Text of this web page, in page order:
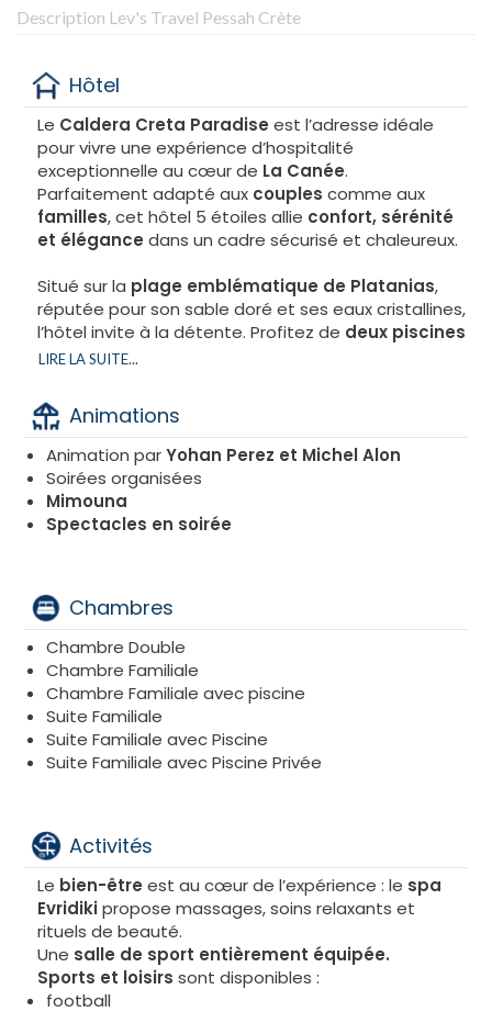
Description Lev's Travel Pessah Crète
Hôtel
Le Caldera Creta Paradise est l’adresse idéale
pour vivre une expérience d’hospitalité
exceptionnelle au cœur de La Canée.
Parfaitement adapté aux couples comme aux
familles, cet hôtel 5 étoiles allie confort, sérénité
et élégance dans un cadre sécurisé et chaleureux.
Situé sur la plage emblématique de Platanias,
réputée pour son sable doré et ses eaux cristallines,
l’hôtel invite à la détente. Profitez de deux piscines
entourées de transats, de parasols et de serviettes
signe du farniente.
LIRE LA SUITE...
Animations
Animation parYohan Perez et Michel Alon
Soirées organisées
Mimouna
Spectacles en soirée
Chambres
Chambre Double
Chambre Familiale
Chambre Familiale avec piscine
Suite Familiale
Suite Familiale avec Piscine
Suite Familiale avec Piscine Privée
Activités
Le bien-être est au cœur de l’expérience : le spa
Evridikipropose massages, soins relaxants et
rituels de beauté.
Une salle de sport entièrement équipée.
Sports et loisirs sont disponibles :
football